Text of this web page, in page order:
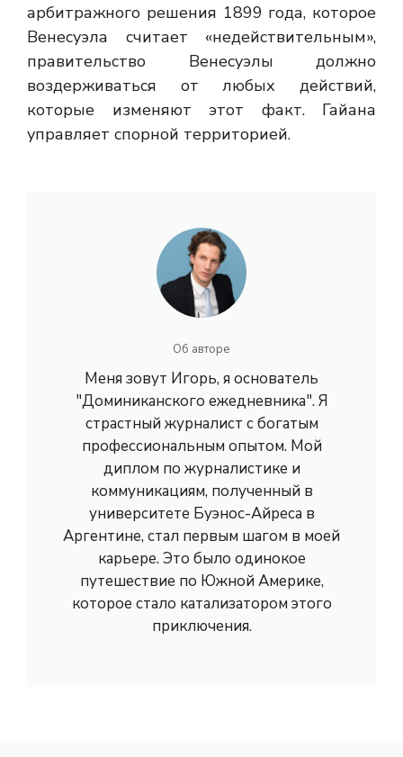
арбитражного решения 1899 года, которое
Венесуэла считает «недействительным»,
правительство Венесуэлы должно
воздерживаться от любых действий,
которые изменяют этот факт. Гайана
управляет спорной территорией.
Об авторе
Меня зовут Игорь, я основатель
"Доминиканского ежедневника". Я
страстный журналист с богатым
профессиональным опытом. Мой
диплом по журналистике и
коммуникациям, полученный в
университете Буэнос-Айреса в
Аргентине, стал первым шагом в моей
карьере. Это было одинокое
путешествие по Южной Америке,
которое стало катализатором этого
приключения.